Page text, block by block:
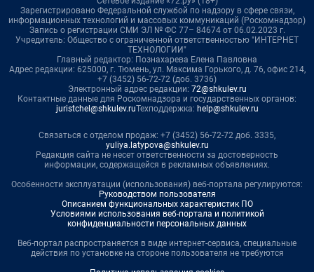
Зарегистрировано Федеральной службой по надзору в сфере связи,
информационных технологий и массовых коммуникаций (Роскомнадзор)
Запись о регистрации СМИ ЭЛ № ФС 77– 84674 от 06.02.2023 г.
Учредитель: Общество с ограниченной ответственностью "ИНТЕРНЕТ
ТЕХНОЛОГИИ"
Главный редактор: Познахарева Елена Павловна
Адрес редакции: 625000, г. Тюмень, ул. Максима Горького, д. 76, офис 214,
+7 (3452) 56-72-72 (доб. 3736)
Электронный адрес редакции: 72@shkulev.ru
Контактные данные для Роскомнадзора и государственных органов:
juristchel@shkulev.ruТехподдержка: help@shkulev.ru
Связаться с отделом продаж: +7 (3452) 56-72-72 доб. 3335,
yuliya.latypova@shkulev.ru
Редакция сайта не несет ответственности за достоверность
информации, содержащейся в рекламных объявлениях.
Особенности эксплуатации (использования) веб-портала регулируются:
Руководством пользователя
Описанием функциональных характеристик ПО
Условиями использования веб-портала и политикой
конфиденциальности персональных данных
Веб-портал распространяется в виде интернет-сервиса, специальные
действия по установке на стороне пользователя не требуются